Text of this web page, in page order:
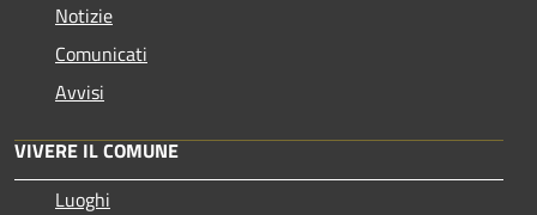
Notizie
Comunicati
Avvisi
VIVERE IL COMUNE
Luoghi